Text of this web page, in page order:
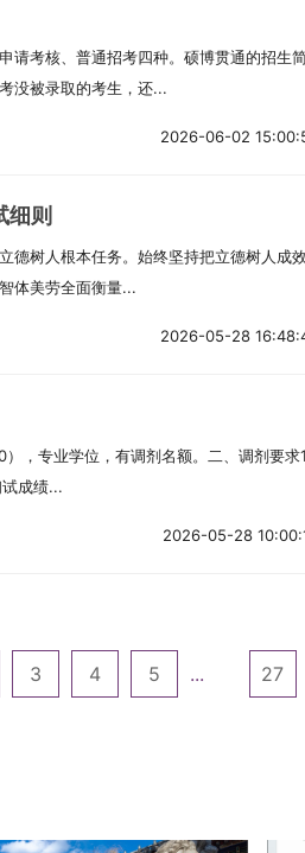
请考核、普通招考四种。硕博贯通的招生
没被录取的考生，还...
2026-06-02
则
德树人根本任务。始终坚持把立德树人成效
体美劳全面衡量...
2026-05-28
，专业学位，有调剂名额。二、调剂要求
成绩...
2026-05-28
3 4 5 ... 27